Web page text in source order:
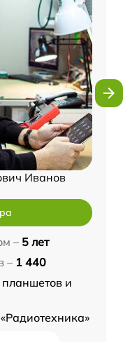
Иванов
– 5 лет
– 1 440
и